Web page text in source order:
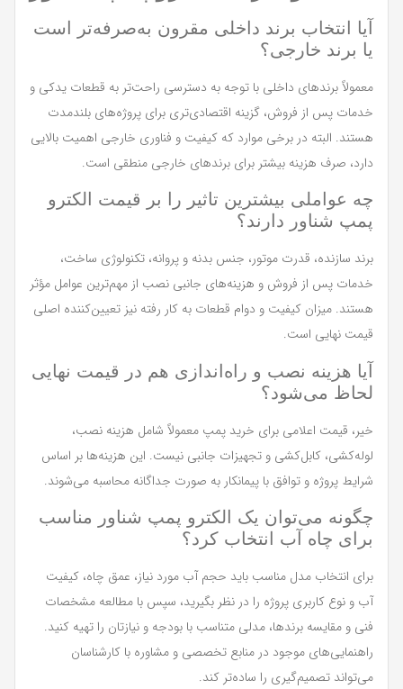
آیا انتخاب برند داخلی مقرون به‌صرفه‌تر است
یا برند خارجی؟
معمولاً برندهای داخلی با توجه به دسترسی راحت‌تر به قطعات یدکی و
خدمات پس از فروش، گزینه اقتصادی‌تری برای پروژه‌های بلندمدت
هستند. البته در برخی موارد که کیفیت و فناوری خارجی اهمیت بالایی
دارد، صرف هزینه بیشتر برای برندهای خارجی منطقی است.
چه عواملی بیشترین تاثیر را بر قیمت الکترو
پمپ شناور دارند؟
برند سازنده، قدرت موتور، جنس بدنه و پروانه، تکنولوژی ساخت،
خدمات پس از فروش و هزینه‌های جانبی نصب از مهم‌ترین عوامل مؤثر
هستند. میزان کیفیت و دوام قطعات به کار رفته نیز تعیین‌کننده اصلی
قیمت نهایی است.
آیا هزینه نصب و راه‌اندازی هم در قیمت نهایی
لحاظ می‌شود؟
خیر، قیمت اعلامی برای خرید پمپ معمولاً شامل هزینه نصب،
لوله‌کشی، کابل‌کشی و تجهیزات جانبی نیست. این هزینه‌ها بر اساس
شرایط پروژه و توافق با پیمانکار به صورت جداگانه محاسبه می‌شوند.
چگونه می‌توان یک الکترو پمپ شناور مناسب
برای چاه آب انتخاب کرد؟
برای انتخاب مدل مناسب باید حجم آب مورد نیاز، عمق چاه، کیفیت
آب و نوع کاربری پروژه را در نظر بگیرید، سپس با مطالعه مشخصات
فنی و مقایسه برندها، مدلی متناسب با بودجه و نیازتان را تهیه کنید.
راهنمایی‌های موجود در منابع تخصصی و مشاوره با کارشناسان
می‌تواند تصمیم‌گیری را ساده‌تر کند.